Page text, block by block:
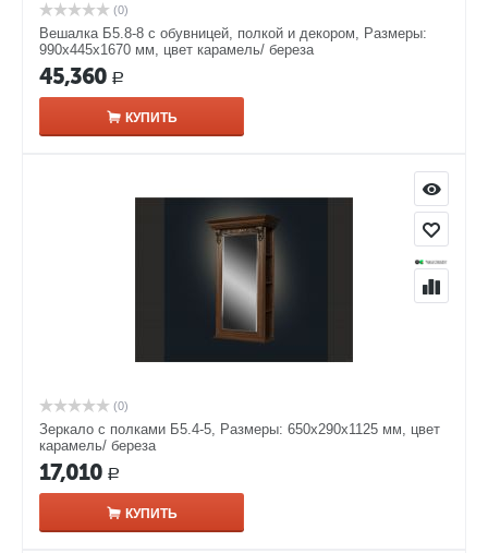
(0)
Вешалка Б5.8-8 с обувницей, полкой и декором, Размеры:
990х445х1670 мм, цвет карамель/ береза
45,360 Р
КУПИТЬ
(0)
Зеркало с полками Б5.4-5, Размеры: 650х290х1125 мм, цвет
карамель/ береза
17,010 Р
КУПИТЬ